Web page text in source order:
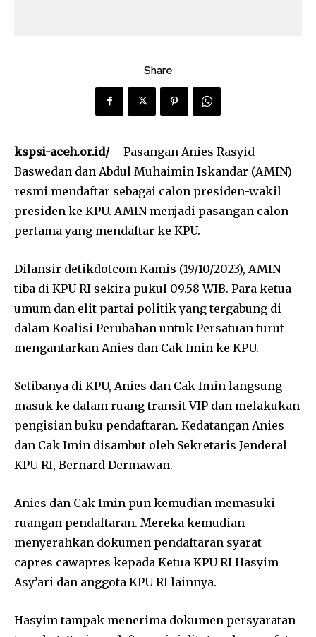
Share
kspsi-aceh.or.id/– Pasangan Anies Rasyid
Baswedan dan Abdul Muhaimin Iskandar (AMIN)
resmi mendaftar sebagai calon presiden-wakil
presiden ke KPU. AMIN menjadi pasangan calon
pertama yang mendaftar ke KPU.
Dilansir detikdotcom Kamis (19/10/2023), AMIN
tiba di KPU RI sekira pukul 09.58 WIB. Para ketua
umum dan elit partai politik yang tergabung di
dalam Koalisi Perubahan untuk Persatuan turut
mengantarkan Anies dan Cak Imin ke KPU.
Setibanya di KPU, Anies dan Cak Imin langsung
masuk ke dalam ruang transit VIP dan melakukan
pengisian buku pendaftaran. Kedatangan Anies
dan Cak Imin disambut oleh Sekretaris Jenderal
KPU RI, Bernard Dermawan.
Anies dan Cak Imin pun kemudian memasuki
ruangan pendaftaran. Mereka kemudian
menyerahkan dokumen pendaftaran syarat
capres cawapres kepada Ketua KPU RI Hasyim
Asy’ari dan anggota KPU RI lainnya.
Hasyim tampak menerima dokumen persyaratan